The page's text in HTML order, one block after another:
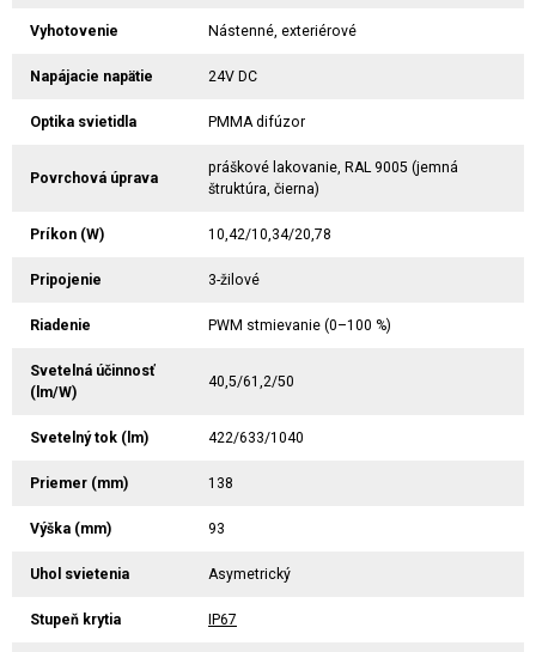
Vyhotovenie Nástenné, exteriérové
Napájacie napätie 24V DC
Optika svietidla PMMA difúzor
Povrchová úprava
práškové lakovanie, RAL 9005 (jemná
štruktúra, čierna)
Príkon (W) 10,42/10,34/20,78
Pripojenie 3-žilové
Riadenie PWM stmievanie (0–100 %)
Svetelná účinnosť
(lm/W)
40,5/61,2/50
Svetelný tok (lm) 422/633/1040
Priemer (mm) 138
Výška (mm) 93
Uhol svietenia Asymetrický
Stupeň krytia IP67